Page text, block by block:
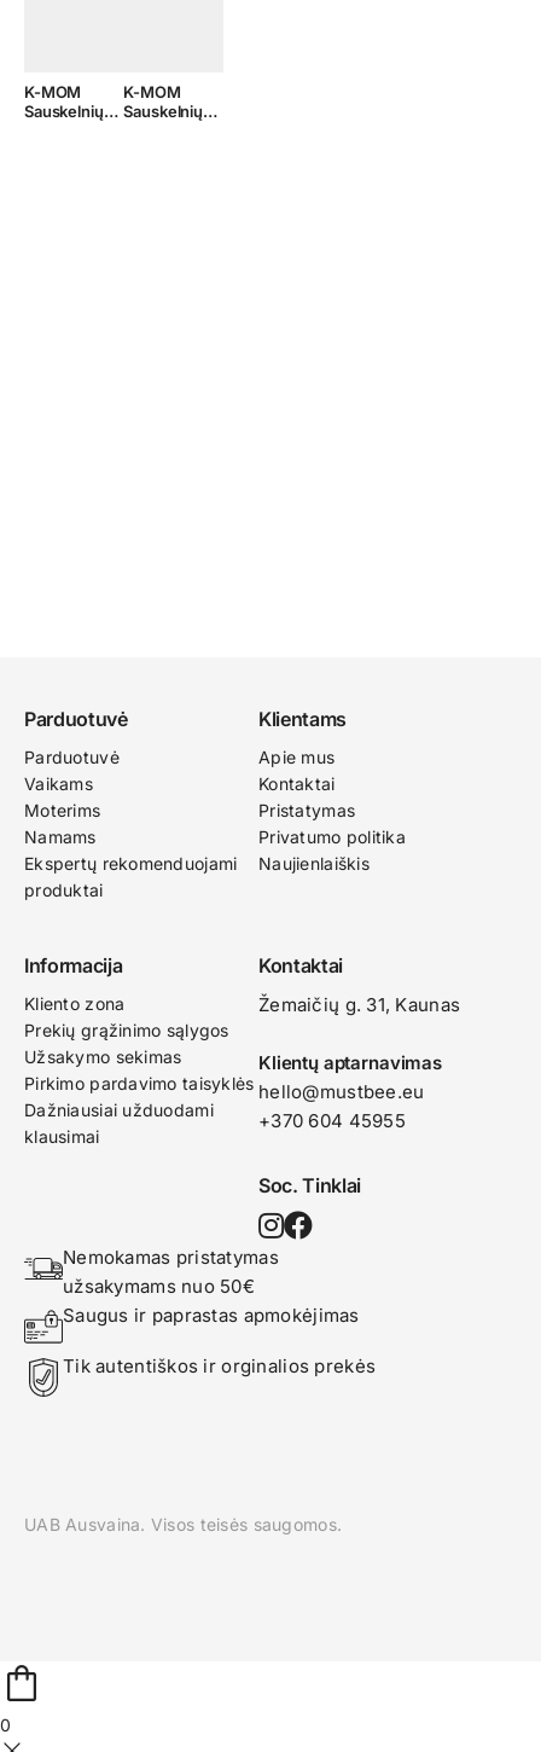
K-MOM
Sauskelnių-
K-MOM
Sauskelnių
Parduotuvė
Parduotuvė
Vaikams
Moterims
Namams
Ekspertų rekomenduojami
produktai
Klientams
Apie mus
Kontaktai
Pristatymas
Privatumo politika
Naujienlaiškis
Informacija
Kliento zona
Prekių grąžinimo sąlygos
Užsakymo sekimas
Pirkimo pardavimo taisyklės
Dažniausiai užduodami
klausimai
Kontaktai
Žemaičių g. 31, Kaunas​
Klientų aptarnavimas
hello@mustbee.eu
+370 604 45955
Soc. Tinklai
Nemokamas pristatymas
užsakymams nuo 50€
Saugus ir paprastas apmokėjimas
Tik autentiškos ir orginalios prekės
UAB Ausvaina. Visos teisės saugomos.
0